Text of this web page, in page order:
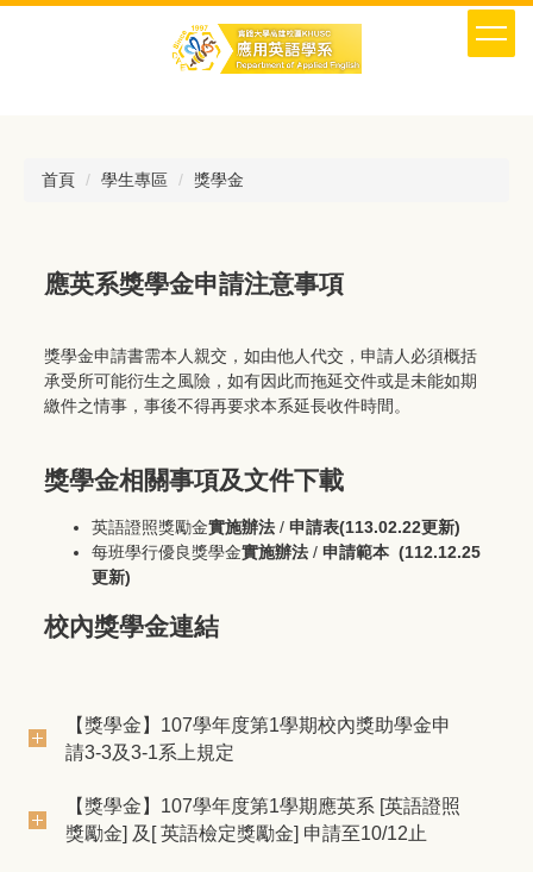
首頁 學生專區 獎學金
應英系獎學金申請注意事項
獎學金申請書需本人親交，如由他人代交，申請人必須概括
承受所可能衍生之風險，如有因此而拖延交件或是未能如期
繳件之情事，事後不得再要求本系延長收件時間。
獎學金相關事項及文件下載
英語證照獎勵金實施辦法 / 申請表(113.02.22更新)
每班學行優良獎學金實施辦法 / 申請範本 (112.12.25
更新)
校內獎學金連結
【獎學金】107學年度第1學期校內獎助學金申
請3-3及3-1系上規定
【獎學金】107學年度第1學期應英系 [英語證照
獎勵金] 及[ 英語檢定獎勵金] 申請至10/12止